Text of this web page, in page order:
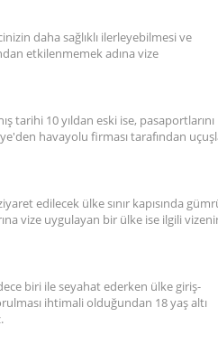
daha sağlıklı ilerleyebilmesi ve
etkilenmemek adına vize
tarihi 10 yıldan eski ise, pasaportlarını
havayolu firması tarafından
edilecek ülke sınır kapısında
vize uygulayan bir ülke ise ilgili
biri ile seyahat ederken ülke giriş-
ihtimali olduğundan 18 yaş altı